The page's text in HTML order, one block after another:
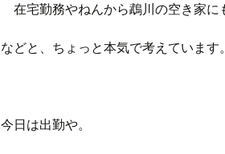
在宅勤務やねんから鵡川の空き家に
などと、ちょっと本気で考えています。
今日は出勤や。